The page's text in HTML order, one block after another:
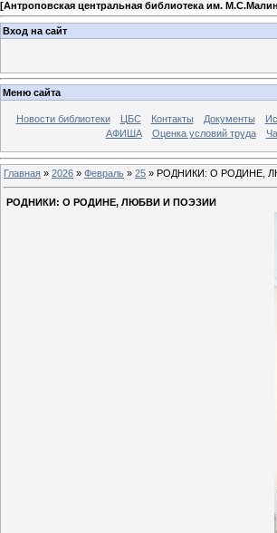
[Антроповская центральная библиотека им.
Вход на сайт
Меню сайта
Новости библиотеки ЦБС Контакты Документы
АФИША
Оценка условий труда
Главная » 2026 » Февраль » 25 » РОДНИКИ: О РОДИНЕ,
РОДНИКИ: О РОДИНЕ, ЛЮБВИ И ПОЭЗИИ